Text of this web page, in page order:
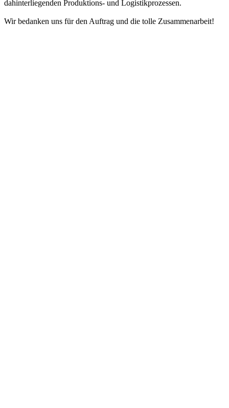
dahinterliegenden Produktions- und Logistikprozessen.
Wir bedanken uns für den Auftrag und die tolle Zusammenarbeit!